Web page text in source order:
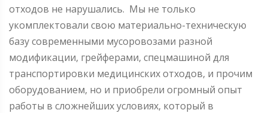
отходов не нарушались. Мы не только
укомплектовали свою материально-техническую
базу современными мусоровозами разной
модификации, грейферами, спецмашиной для
транспортировки медицинских отходов, и прочим
оборудованием, но и приобрели огромный опыт
работы в сложнейших условиях, который в